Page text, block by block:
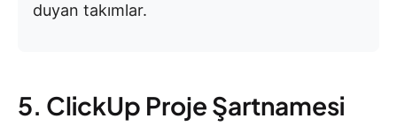
duyan takımlar.
5. ClickUp Proje Şartnamesi